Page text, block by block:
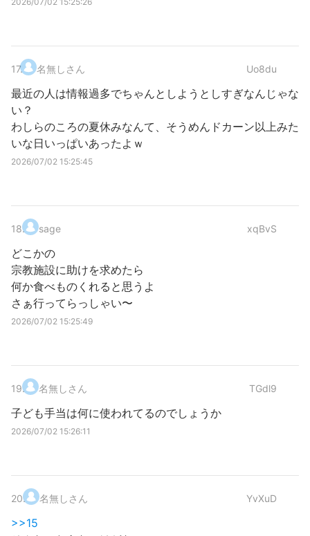
17. 名無しさん Uo8du
最近の人は情報過多でちゃんとしようとしすぎなんじゃな
い？
わしらのころの夏休みなんて、そうめんドカーン以上みた
いな日いっぱいあったよｗ
2026/07/02 15:25:45
18. sage xqBvS
どこかの
宗教施設に助けを求めたら
何か食べものくれると思うよ
さぁ行ってらっしゃい〜
2026/07/02 15:25:49
19. 名無しさん TGdl9
子ども手当は何に使われてるのでしょうか
2026/07/02 15:26:11
20. 名無しさん YvXuD
>>15